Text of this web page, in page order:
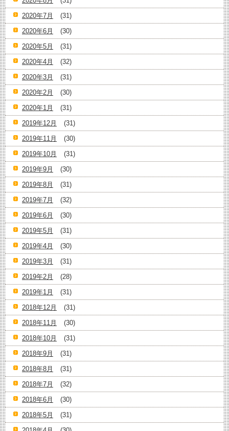
2020年7月
(31)
2020年6月
(30)
2020年5月
(31)
2020年4月
(32)
2020年3月
(31)
2020年2月
(30)
2020年1月
(31)
2019年12月
(31)
2019年11月
(30)
2019年10月
(31)
2019年9月
(30)
2019年8月
(31)
2019年7月
(32)
2019年6月
(30)
2019年5月
(31)
2019年4月
(30)
2019年3月
(31)
2019年2月
(28)
2019年1月
(31)
2018年12月
(31)
2018年11月
(30)
2018年10月
(31)
2018年9月
(31)
2018年8月
(31)
2018年7月
(32)
2018年6月
(30)
2018年5月
(31)